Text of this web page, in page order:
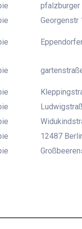
pfalzburger
Georgenstr
12487